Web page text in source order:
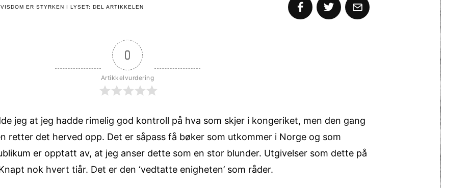
ER STYRKEN I LYSET: DEL ARTIKKELEN
0
Artikkelvurdering
jeg at jeg hadde rimelig god kontroll på hva som skjer i kongeriket, men den gang
retter det herved opp. Det er såpass få bøker som utkommer i Norge og som
er opptatt av, at jeg anser dette som en stor blunder. Utgivelser som dette på
nok hvert tiår. Det er den ‘vedtatte enigheten’ som råder.